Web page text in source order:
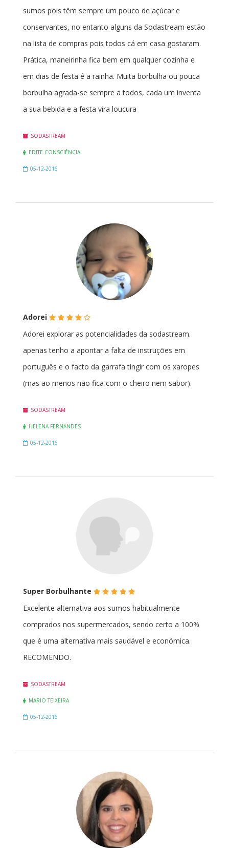
sumos pois têm sempre um pouco de açúcar e
conservantes, no entanto alguns da Sodastream estão
na lista de compras pois todos cá em casa gostaram.
Prática, maneirinha fica bem em qualquer cozinha e
em dias de festa é a rainha. Muita borbulha ou pouca
borbulha agrada-se sempre a todos, cada um inventa
a sua bebida e a festa vira loucura
SODASTREAM
EDITE CONSCIÊNCIA
05-12-2016
Adorei (*)(*)(*)(*)(
Adorei explorar as potencialidades da sodastream.
apenas tenho a apontar a falta de instruções em
português e o facto da garrafa tingir com os xaropes
(mas ao menos não fica com o cheiro nem sabor).
SODASTREAM
HELENA FERNANDES
05-12-2016
Super Borbulhante (*)(*)(*)(*)(*)
Excelente alternativa aos sumos habitualmente
comprados nos supermercados, sendo certo a 100%
que é uma alternativa mais saudável e económica.
RECOMENDO.
SODASTREAM
MARIO TEIXEIRA
05-12-2016